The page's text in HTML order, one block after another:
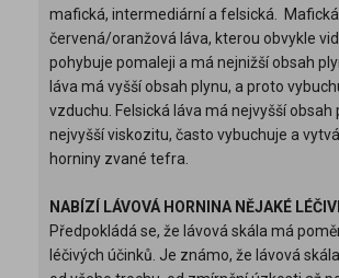
mafická, intermediární a felsická.
červená/oranžová láva, kterou obvykle
pohybuje pomaleji a má nejnižší obsah
láva má vyšší obsah plynu, a proto
vzduchu. Felsická láva má nejvyšší obsah
nejvyšší viskozitu, často vybuchuje a
horniny zvané tefra.
NABÍZÍ LÁVOVÁ HORNINA NĚJAKÉ
Předpokládá se, že lávová skála má
léčivých účinků. Je známo, že lávová